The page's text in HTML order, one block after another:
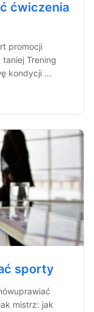
ćwiczenia
promocji
Trening
kondycji ...
sporty
mistrz: jak